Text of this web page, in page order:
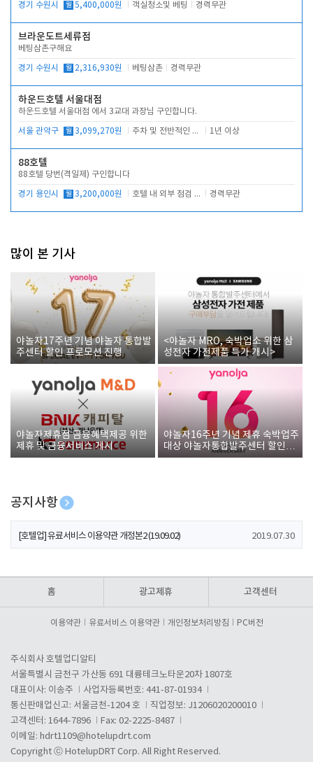
경기 수원시 월 5,400,000원 객실청소및 베팅 경력무관
브라운도트세류점
베팅삼촌구해요
경기 수원시 월 2,316,930원 베팅삼촌 경력무관
하운드호텔 서울대점
하운드호텔 서울대점 에서 3교대 과장님 구인합니다.
서울 관악구 월 3,099,270원 주차 및 전반적인 당번업무 1년 이상
88호텔
88호텔 당번(격일제) 구인합니다
경기 용인시 월 3,200,000원 호텔 내 외부 점검 및 프런트 운영 경력무관
많이 본 기사
야놀자17주년 기념 야놀자 통합발
주센터 할인 프로모션 진행
<야놀자 MRO, 숙박업소 위한 삼
성전자 가전제품 특가 개시>
야놀자제휴점 금융혜택제공 위한
제휴 및 금융서비스 게시
야놀자16주년 기념 제휴 숙박업주
대상 야놀자통합발주센터 할인쿠
폰 증정
공지사항
[호텔업] 개인정보 처리방침 개정본1 (19.09.02)
[호텔업] 유료서비스 이용약관 개정본2 (19.09.02) 2019.07.30
홈 광고제휴 고객센터
이용약관 유료서비스 이용약관 개인정보처리방침 PC버전
주식회사 호텔업디알티
서울특별시 금천구 가산동 691 대륭테크노타운20차 1807호
대표이사: 이송주
사업자등록번호: 441-87-01934
통신판매업신고: 서울금천-1204 호
직업정보: J1206020200010
고객센터: 1644-7896
Fax: 02-2225-8487
이메일: hdrt1109@hotelupdrt.com
Copyright ⓒ HotelupDRT Corp. All Right Reserved.